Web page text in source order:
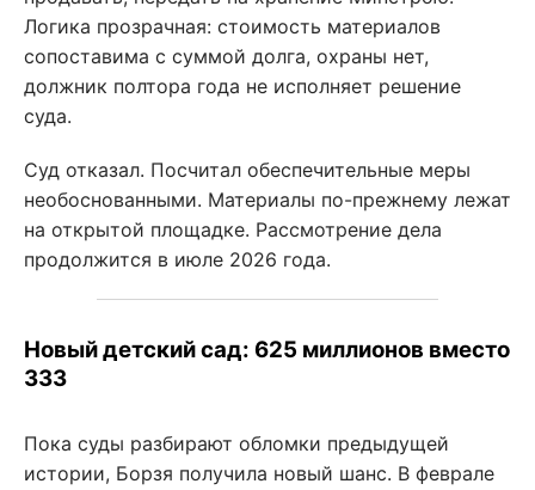
Логика прозрачная: стоимость материалов
сопоставима с суммой долга, охраны нет,
должник полтора года не исполняет решение
суда.
Суд отказал. Посчитал обеспечительные меры
необоснованными. Материалы по-прежнему лежат
на открытой площадке. Рассмотрение дела
продолжится в июле 2026 года.
Новый детский сад: 625 миллионов вместо
333
Пока суды разбирают обломки предыдущей
истории, Борзя получила новый шанс. В феврале